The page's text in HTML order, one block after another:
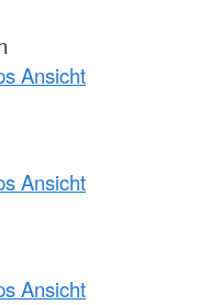
Ansicht
Ansicht
Ansicht